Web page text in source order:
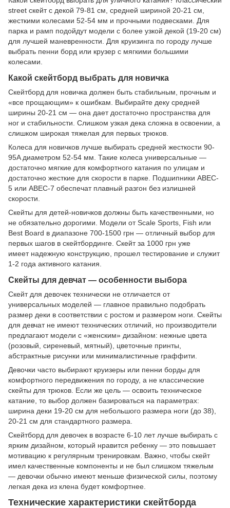
street скейт с декой 79-81 см, средней шириной 20-21 см,
жесткими колесами 52-54 мм и прочными подвесками. Для
парка и рамп подойдут модели с более узкой декой (19-20 см)
для лучшей маневренности. Для круизинга по городу лучше
выбрать пенни борд или крузер с мягкими большими
колесами.
Какой скейтборд выбрать для новичка
Скейтборд для новичка должен быть стабильным, прочным и
«все прощающим» к ошибкам. Выбирайте деку средней
ширины 20-21 см — она дает достаточно пространства для
ног и стабильности. Слишком узкая дека сложна в освоении, а
слишком широкая тяжелая для первых трюков.
Колеса для новичков лучше выбирать средней жесткости 90-
95A диаметром 52-54 мм. Такие колеса универсальные —
достаточно мягкие для комфортного катания по улицам и
достаточно жесткие для скорости в парке. Подшипники ABEC-
5 или ABEC-7 обеспечат плавный разгон без излишней
скорости.
Скейты для детей-новичков должны быть качественными, но
не обязательно дорогими. Модели от Scale Sports, Fish или
Best Board в диапазоне 700-1500 грн — отличный выбор для
первых шагов в скейтбординге. Скейт за 1000 грн уже
имеет надежную конструкцию, прошел тестирование и служит
1-2 года активного катания.
Скейты для девчат — особенности выбора
Скейт для девочек технически не отличается от
универсальных моделей — главное правильно подобрать
размер деки в соответствии с ростом и размером ноги. Скейты
для девчат не имеют технических отличий, но производители
предлагают модели с «женским» дизайном: нежные цвета
(розовый, сиреневый, мятный), цветочные принты,
абстрактные рисунки или минималистичные граффити.
Девочки часто выбирают круизеры или пенни борды для
комфортного передвижения по городу, а не классические
скейты для трюков. Если же цель — освоить техническое
катание, то выбор должен базироваться на параметрах:
ширина деки 19-20 см для небольшого размера ноги (до 38),
20-21 см для стандартного размера.
Скейтборд для девочек в возрасте 6-10 лет лучше выбирать с
ярким дизайном, который нравится ребенку — это повышает
мотивацию к регулярным тренировкам. Важно, чтобы скейт
имел качественные компоненты и не был слишком тяжелым
— девочки обычно имеют меньше физической силы, поэтому
легкая дека из клена будет комфортнее.
Технические характеристики скейтборда